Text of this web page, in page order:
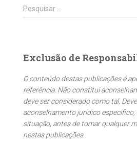
P
e
i
a
r
p
o
r
:
Pesquisar …
Exclusão de
O conteúdo destas publicações é
referência. Não constitui
deve ser considerado como tal.
aconselhamento jurídico específico,
situação, antes de tomar qualquer
nestas publicações.